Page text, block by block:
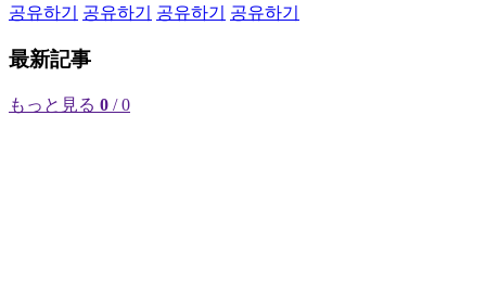
공유하기
공유하기 공유하기 공유하기
最新記事
もっと見る 0 / 0